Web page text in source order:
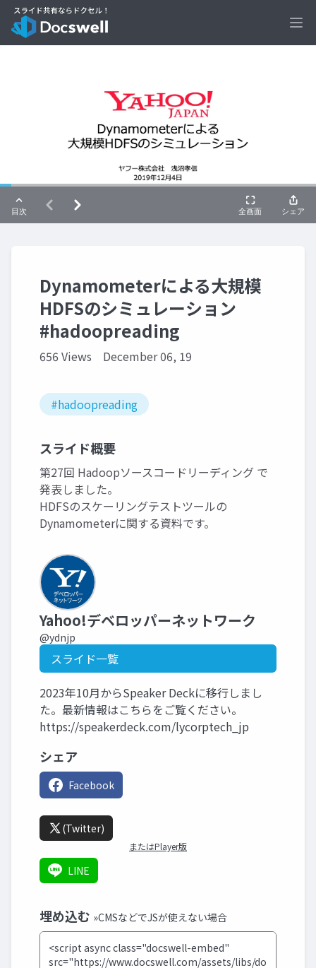
Dynamometerによる大規模
HDFSのシミュレーション
#hadoopreading
656 Views December 06, 19
#hadoopreading
スライド概要
第27回 Hadoopソースコードリーディング で
発表しました。
HDFSのスケーリングテストツールの
Dynamometerに関する資料です。
Yahoo!デベロッパーネットワーク
@ydnjp
スライド一覧
2023年10月からSpeaker Deckに移行しまし
た。最新情報はこちらをご覧ください。
https://speakerdeck.com/lycorptech_jp
シェア
Facebook
(Twitter)
またはPlayer版
LINE
埋め込む »CMSなどでJSが使えない場合